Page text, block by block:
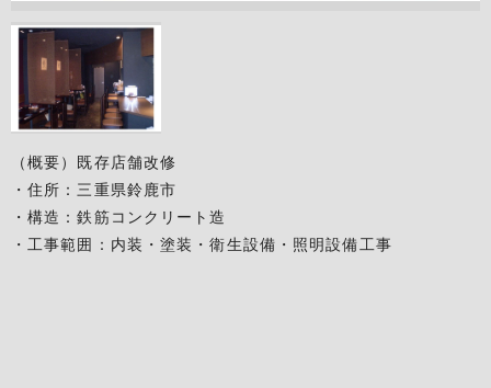
（概要）既存店舗改修
・住所：三重県鈴鹿市
・構造：鉄筋コンクリート造
・工事範囲：内装・塗装・衛生設備・照明設備工事